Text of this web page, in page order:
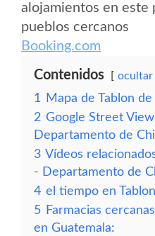
alojamientos en este
pueblos cercanos
Booking.com
Contenidos ocultar
1
Mapa de Tablon
2 Google Street
Departamento de
3 Vídeos
- Departamento de
4 el tiempo en
5 Farmacias
en Guatemala: